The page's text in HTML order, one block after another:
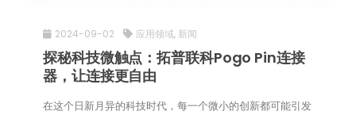
2024-09-02 应用领域,新闻
探秘科技微触点：拓普联科Pogo Pin连接
器，让连接更自由
在这个日新月异的科技时代，每一个微小的创新都可能引发